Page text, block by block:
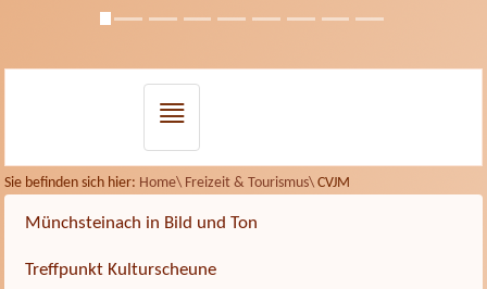
Sie befinden sich hier: Home\ Freizeit & Tourismus\ CVJM
Münchsteinach in Bild und Ton
Treffpunkt Kulturscheune